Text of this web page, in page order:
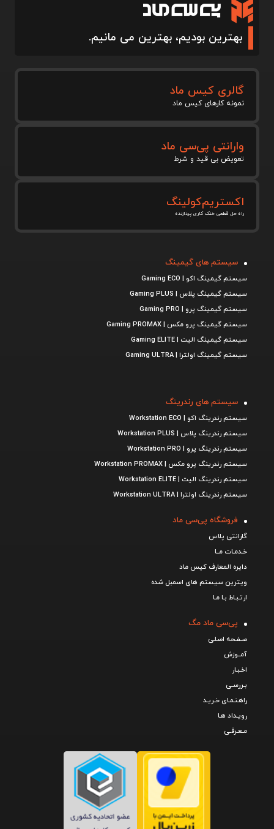
بهترین بودیم، بهترین می مانیم.
گالری کیس ماد
نمونه کارهای کیس ماد
وارانتی پی‌سی ماد
تعویض بی قید و شرط
اکستریم‌کولینگ
راه حل قطعی خنک کاری پردازنده
سیستم های گیمینگ
سیستم گیمینگ اکو | Gaming ECO
سیستم گیمینگ پلاس | Gaming PLUS
سیستم گیمینگ پرو | Gaming PRO
سیستم گیمینگ پرو مکس | Gaming PROMAX
سیستم گیمینگ الیت | Gaming ELITE
سیستم گیمینگ اولترا | Gaming ULTRA
سیستم های رندرینگ
سیستم رندرینگ اکو | Workstation ECO
سیستم رندرینگ پلاس | Workstation PLUS
سیستم رندرینگ پرو | Workstation PRO
سیستم رندرینگ پرو مکس | Workstation PROMAX
سیستم رندرینگ الیت | Workstation ELITE
سیستم رندرینگ اولترا | Workstation ULTRA
فروشگاه پی‌سی ماد
گارانتی پلاس
خـدمـات مــا
دایره المعارف کیس ماد
ویترین سیستم های اسمبل شده
ارتـبـاط بـا مـا
پی‌سی ماد مگ
صـفـحه اصـلی
آمــوزش
اخـبـار
بـررسـی
راهـنـمـای خـریـد
رویـداد هـا
مـعـرفـی